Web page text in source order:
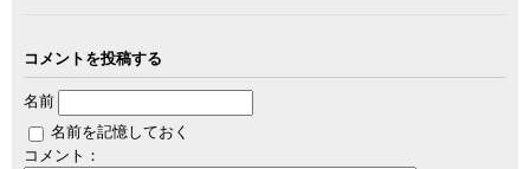
コメントを投稿する
名前
名前を記憶しておく
コメント：